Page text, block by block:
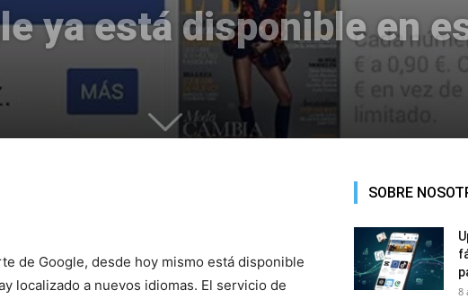
ya está disponible en
de Google, desde hoy mismo está disponible
localizado a nuevos idiomas. El servicio de
SOBRE
8